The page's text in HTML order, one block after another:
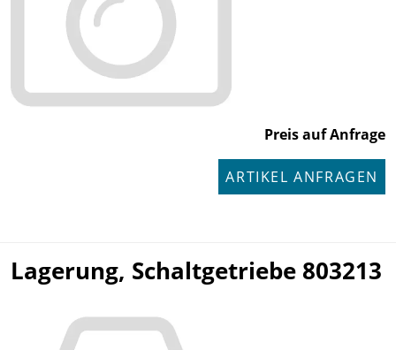
Preis auf Anfrage
ARTIKEL ANFRAGEN
Lagerung, Schaltgetriebe 803213